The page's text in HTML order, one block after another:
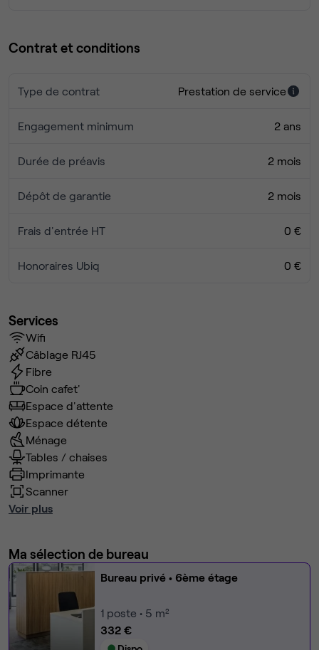
Contrat et conditions
Type de contrat Prestation de service
Engagement minimum 2 ans
Durée de préavis 2 mois
Dépôt de garantie 2 mois
Frais d'entrée HT 0 €
Honoraires Ubiq 0 €
Services
Wifi
Câblage RJ45
Fibre
Coin cafet'
Espace d'attente
Espace détente
Ménage
Tables / chaises
Imprimante
Scanner
Voir plus
Ma sélection de bureau
Bureau privé • 6ème étage
1 poste • 5 m²
332 €